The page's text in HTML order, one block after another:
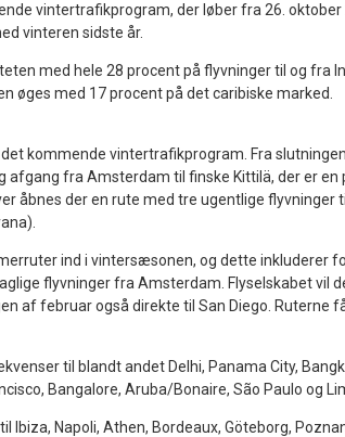
vintertrafikprogram, der løber fra 26. oktober
vinteren sidste år.
med hele 28 procent på flyvninger til og fra
øges med 17 procent på det caribiske marked.
kommende vintertrafikprogram. Fra
afgang fra Amsterdam til finske Kittilä, der er
åbnes der en rute med tre ugentlige flyvninger
ind i vintersæsonen, og dette inkluderer
flyvninger fra Amsterdam. Flyselskabet vil
af februar også direkte til San Diego. Ruterne
til blandt andet Delhi, Panama City,
Bangalore, Aruba/Bonaire, São Paulo og
Ibiza, Napoli, Athen, Bordeaux, Göteborg,